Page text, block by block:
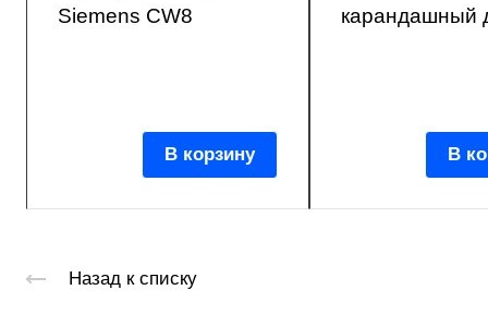
Siemens CW8
В корзину
карандашный
В
Назад к списку